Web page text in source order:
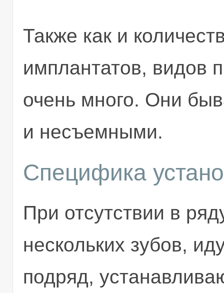
Также как и
имплантатов, видов
очень много. Они
и несъемными.
Специфика
При отсутствии в
нескольких зубов,
подряд,